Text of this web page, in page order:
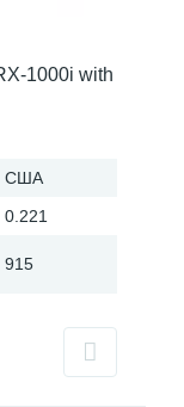
1000i with
США
0.221
915